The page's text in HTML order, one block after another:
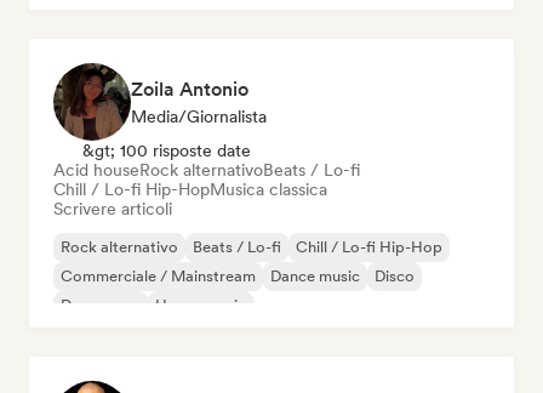
Zoila Antonio
Media/Giornalista
&gt; 100 risposte date
Acid houseRock alternativoBeats / Lo-fi
Chill / Lo-fi Hip-HopMusica classica
Scrivere articoli
Rock alternativo Beats / Lo-fi
Chill / Lo-fi Hip-Hop
Commerciale / Mainstream
Dance music
Disco
Dream pop
House music